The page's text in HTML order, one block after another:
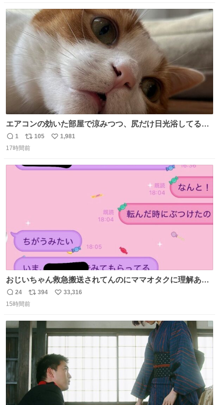
Geminiの添削もエラーの指摘は激減し、上級の表現を教え
てもらう今日この頃。
ト
数
数
エアコンの効いた部屋で涼みつつ、尻だけ日光浴してる猫
もはや貴族じゃん！
返
信
1
リ
ポ
ト
105
い
数
1,981
17時間前
おじいちゃん救急搬送されてんのにママオタクに理解あっ
て不謹慎だけどウケる
返
信
24
リ
ポ
ト
数
394
い
数
33,316
15時間前